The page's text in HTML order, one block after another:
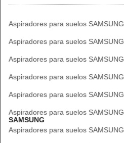
Aspiradores para suelos SAMSUNG
Aspiradores para suelos SAMSUNG
Aspiradores para suelos SAMSUNG
Aspiradores para suelos SAMSUNG
Aspiradores para suelos SAMSUNG
Aspiradores para suelos SAMSUNG
SAMSUNG
Aspiradores para suelos SAMSUNG